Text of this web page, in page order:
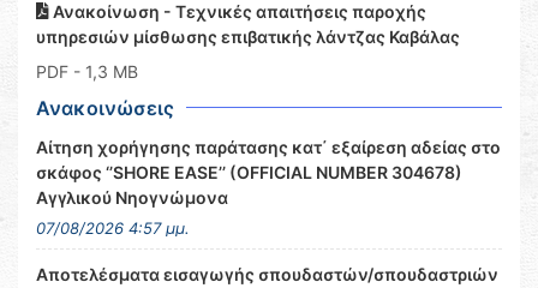
Ανακοίνωση - Τεχνικές απαιτήσεις παροχής
υπηρεσιών μίσθωσης επιβατικής λάντζας Καβάλας
PDF - 1,3 MB
Ανακοινώσεις
Αίτηση χορήγησης παράτασης κατ΄ εξαίρεση αδείας στο
σκάφος ‘’SHORE EASE’’ (OFFICIAL NUMBER 304678)
Αγγλικού Νηογνώμονα
07/08/2026 4:57 μμ.
Αποτελέσματα εισαγωγής σπουδαστών/σπουδαστριών